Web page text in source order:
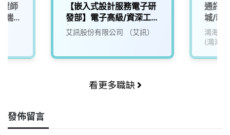
師
端
【嵌入式設計服務電子研
發部】電子高級/資深工程
師
艾訊股份有限公司 （艾訊）
通訊
城/新
鴻海精
(鴻海)
看更多職缺
發佈留言